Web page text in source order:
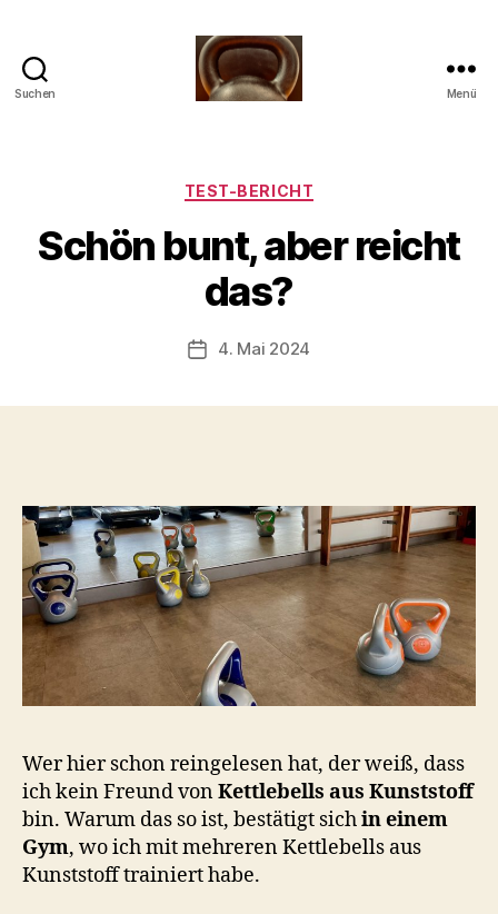
Suchen
der
Menü
Kategorien
TEST-BERICHT
Schön bunt, aber reicht
das?
Beitragsautor
o
n
b
s
c
o
Beitragsdatum
4. Mai 2024
Wer hier schon reingelesen hat, der weiß, dass
ich kein Freund vonKettlebells aus Kunststoff
bin. Warum das so ist, bestätigt sichin einem
Gym, wo ich mit mehreren Kettlebells aus
Kunststoff trainiert habe.